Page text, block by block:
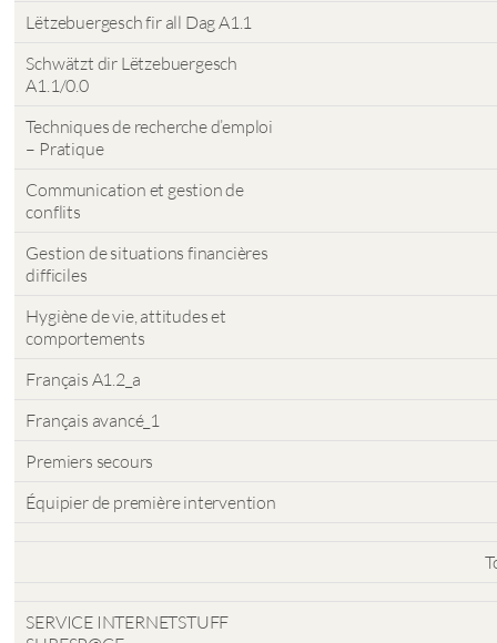
Lëtzebuergesch fir all Dag A1.1
Schwätzt dir Lëtzebuergesch
A1.1/0.0
Techniques de recherche d’emploi
– Pratique
Communication et gestion de
conflits
Gestion de situations financières
difficiles
Hygiène de vie, attitudes et
comportements
Français A1.2_a
Français avancé_1
Premiers secours
Équipier de première intervention
SERVICE INTERNETSTUFF